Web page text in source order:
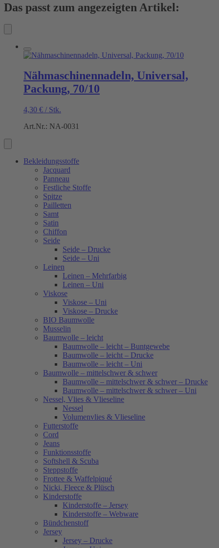
Das passt zum angezeigten Artikel:
Nähmaschinennadeln, Universal,
Packung, 70/10
4,30 € / Stk.
Art.Nr.: NA-0031
Bekleidungsstoffe
Jacquard
Panneau
Festliche Stoffe
Spitze
Pailletten
Samt
Satin
Chiffon
Seide
Seide – Drucke
Seide – Uni
Leinen
Leinen – Mehrfarbig
Leinen – Uni
Viskose
Viskose – Uni
Viskose – Drucke
BIO Baumwolle
Musselin
Baumwolle – leicht
Baumwolle – leicht – Buntgewebe
Baumwolle – leicht – Drucke
Baumwolle – leicht – Uni
Baumwolle – mittelschwer & schwer
Baumwolle – mittelschwer & schwer – Drucke
Baumwolle – mittelschwer & schwer – Uni
Nessel, Vlies & Vlieseline
Nessel
Volumenvlies & Vlieseline
Futterstoffe
Cord
Jeans
Funktionsstoffe
Softshell & Scuba
Steppstoffe
Frottee & Waffelpiqué
Nicki, Fleece & Plüsch
Kinderstoffe
Kinderstoffe – Jersey
Kinderstoffe – Webware
Bündchenstoff
Jersey
Jersey – Drucke